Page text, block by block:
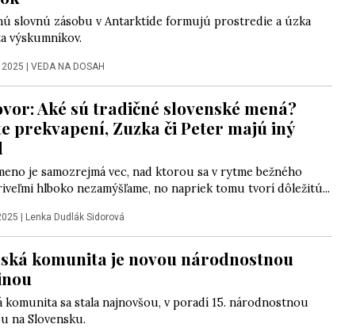
slovnú zásobu v Antarktíde formujú prostredie a úzka
výskumníkov.
VEDA NA DOSAH
Aké sú tradičné slovenské mená?
prekvapení, Zuzka či Peter majú iný
je samozrejmá vec, nad ktorou sa v rytme bežného
hlboko nezamýšľame, no napriek tomu tvorí dôležitú...
Lenka Dudlák Sidorová
komunita je novou národnostnou
komunita sa stala najnovšou, v poradí 15. národnostnou
na Slovensku.